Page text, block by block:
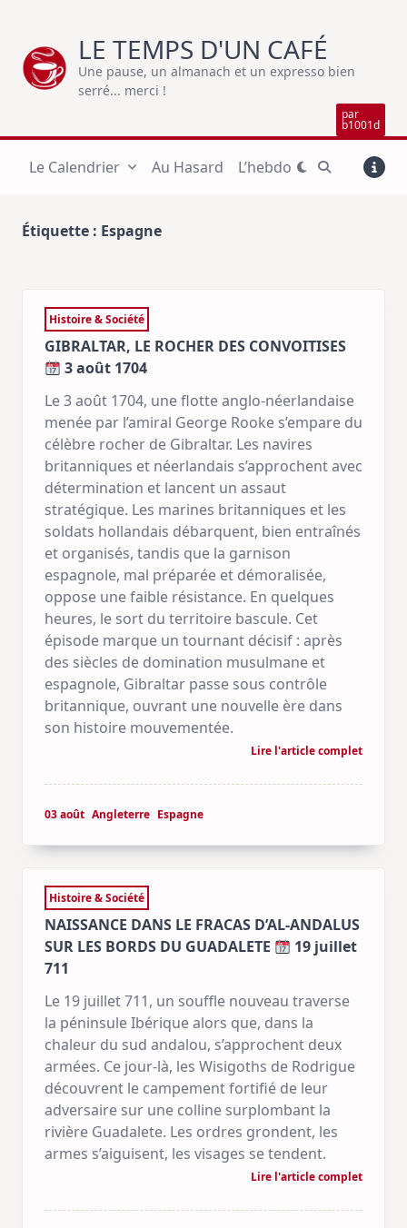
content
LE TEMPS D'UN CAFÉ
Une pause, un almanach et un expresso bien
serré... merci !
par
b1001d
Le Calendrier Au Hasard L’hebdo
Étiquette : Espagne
Histoire & Société
GIBRALTAR, LE ROCHER DES CONVOITISES
3 août 1704
Le 3 août 1704, une flotte anglo-néerlandaise
menée par l’amiral George Rooke s’empare du
célèbre rocher de Gibraltar. Les navires
britanniques et néerlandais s’approchent avec
détermination et lancent un assaut
stratégique. Les marines britanniques et les
soldats hollandais débarquent, bien entraînés
et organisés, tandis que la garnison
espagnole, mal préparée et démoralisée,
oppose une faible résistance. En quelques
heures, le sort du territoire bascule. Cet
épisode marque un tournant décisif : après
des siècles de domination musulmane et
espagnole, Gibraltar passe sous contrôle
britannique, ouvrant une nouvelle ère dans
son histoire mouvementée.
Lire l'article complet
03 août Angleterre Espagne
Histoire & Société
NAISSANCE DANS LE FRACAS D’AL-ANDALUS
SUR LES BORDS DU GUADALETE
19 juillet
711
Le 19 juillet 711, un souffle nouveau traverse
la péninsule Ibérique alors que, dans la
chaleur du sud andalou, s’approchent deux
armées. Ce jour-là, les Wisigoths de Rodrigue
découvrent le campement fortifié de leur
adversaire sur une colline surplombant la
rivière Guadalete. Les ordres grondent, les
armes s’aiguisent, les visages se tendent.
Lire l'article complet